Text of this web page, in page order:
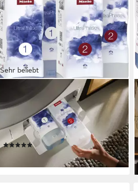
Sehr beliebt
Set 5x Miele UltraPhase,
Feinwaschmittel (bestehend aus
UltraPhase 1 und 2 -
Halbjahresvorrat)
(21)
lieferbar - am nächsten Werktag bei dir